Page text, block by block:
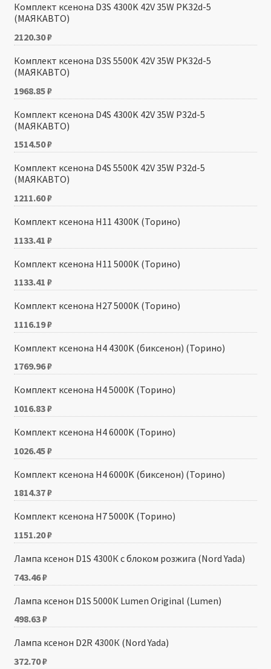
Комплект ксенона D3S 4300K 42V 35W PK32d-5
(МАЯКАВТО)
2120.30₽
Комплект ксенона D3S 5500K 42V 35W PK32d-5
(МАЯКАВТО)
1968.85₽
Комплект ксенона D4S 4300K 42V 35W P32d-5
(МАЯКАВТО)
1514.50₽
Комплект ксенона D4S 5500K 42V 35W P32d-5
(МАЯКАВТО)
1211.60₽
Комплект ксенона H11 4300K (Торино)
1133.41 ₽
Комплект ксенона H11 5000K (Торино)
1133.41 ₽
Комплект ксенона H27 5000K (Торино)
1116.19₽
Комплект ксенона H4 4300K (биксенон) (Торино)
1769.96₽
Комплект ксенона H4 5000K (Торино)
1016.83₽
Комплект ксенона H4 6000K (Торино)
1026.45₽
Комплект ксенона H4 6000K (биксенон) (Торино)
1814.37₽
Комплект ксенона H7 5000K (Торино)
1151.20₽
Лампа ксенон D1S 4300К с блоком розжига (Nord Yada)
743.46₽
Лампа ксенон D1S 5000К Lumen Original (Lumen)
498.63₽
Лампа ксенон D2R 4300К (Nord Yada)
372.70₽